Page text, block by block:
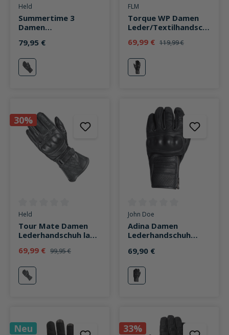
Durchschnittliche Bewertung von 0 von 5 Sternen
Held
Summertime 3
Damen
uh kurz schwarz
79,95 €
schwarz
Durchschnittliche Bewertung
FLM
Torque WP Damen
Leder/Textilhandsch
69,99 € 119,99 €
schwarz
30%
Durchschnittliche Bewertung von 0 von 5 Sternen
Held
Tour Mate Damen
Lederhandschuh lang
69,99 € 99,95 €
schwarz
Durchschnittliche Bewertung
John Doe
Adina Damen
Lederhandschuh
69,90 €
schwarz
Neu 33%